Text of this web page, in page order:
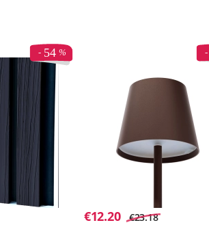
54
€12.20 €23.18